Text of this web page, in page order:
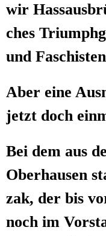
wir
ches
und
Aber eine
jetzt doch
Bei dem aus
Ober­hau­sen
zak, der bis
noch im